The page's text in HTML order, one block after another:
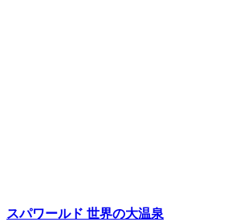
スパワールド 世界の大温泉